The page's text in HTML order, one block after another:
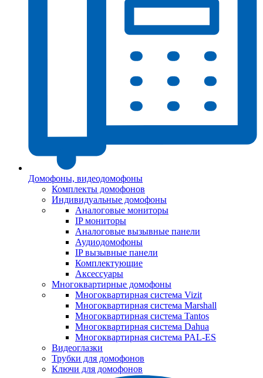
Домофоны, видеодомофоны
Комплекты домофонов
Индивидуальные домофоны
Аналоговые мониторы
IP мониторы
Аналоговые вызывные панели
Аудиодомофоны
IP вызывные панели
Комплектующие
Аксессуары
Многоквартирные домофоны
Многоквартирная система Vizit
Многоквартирная система Marshall
Многоквартирная система Tantos
Многоквартирная система Dahua
Многоквартирная система PAL-ES
Видеоглазки
Трубки для домофонов
Ключи для домофонов